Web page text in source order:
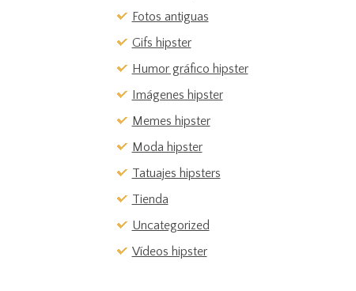
Fotos antiguas
Gifs hipster
Humor gráfico hipster
Imágenes hipster
Memes hipster
Moda hipster
Tatuajes hipsters
Tienda
Uncategorized
Vídeos hipster